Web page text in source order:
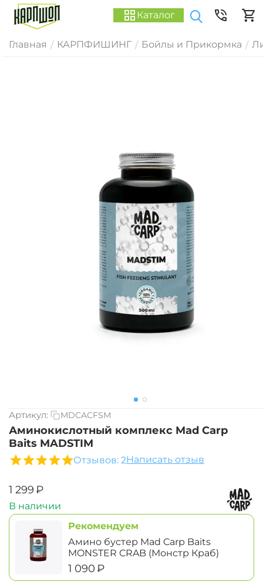
Каталог
Главная / КАРПФИШИНГ / Бойлы и Прикормка /
Артикул: MDCACFSM
Аминокислотный комплекс Mad Carp
Baits MADSTIM
Отзывов: 2Написать отзыв
‍1 299‍₽
В наличии
Рекомендуем
Амино бустер Mad Carp Baits
MONSTER CRAB (Монстр Краб)
‍1 090‍₽